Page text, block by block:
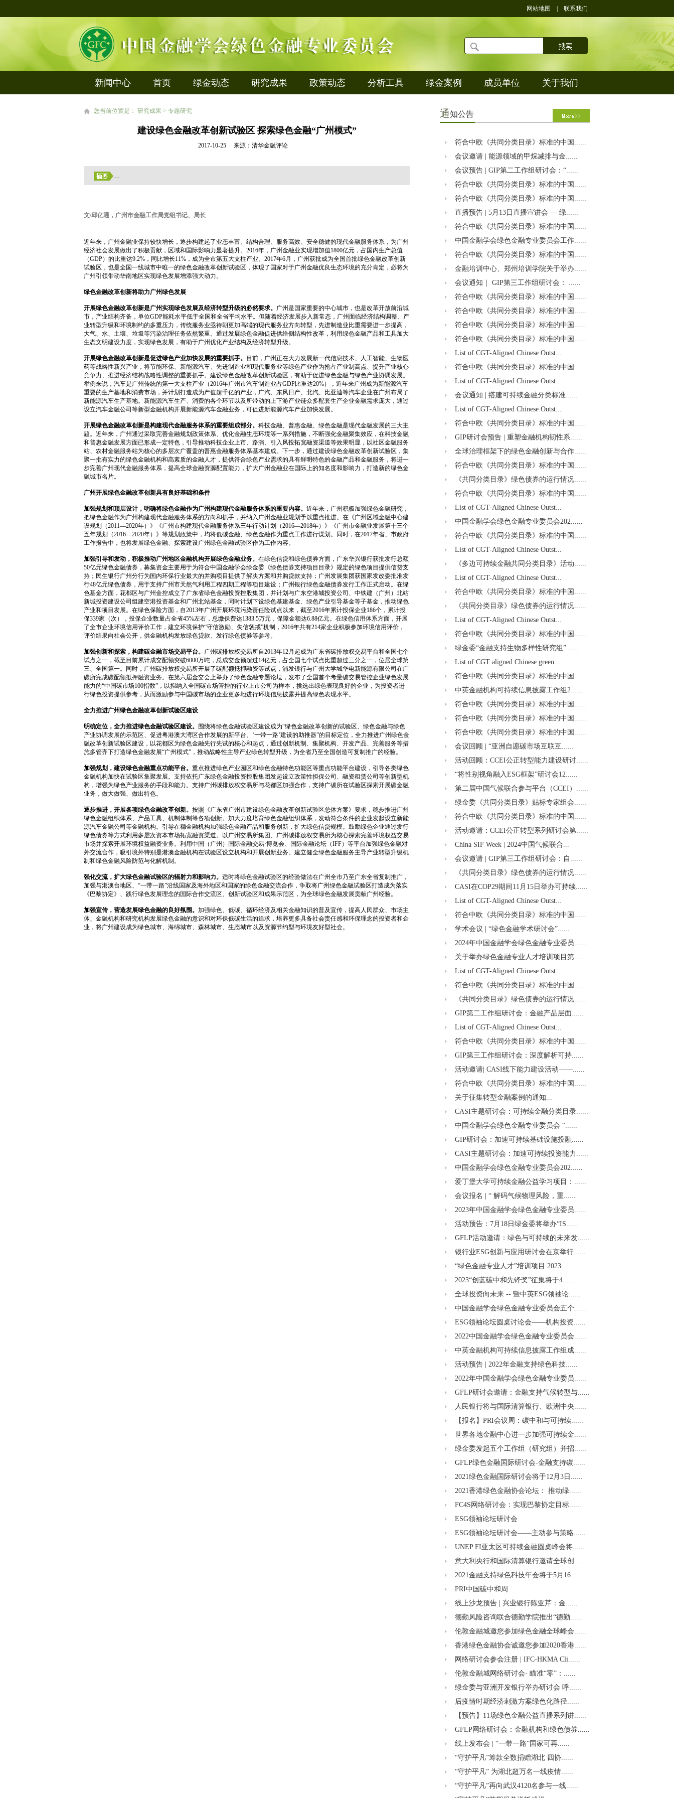
网站地图 联系我们
新闻中心 首页 绿金动态 研究成果 政策动态 分析工具 绿金案例 成员单位 关于我们
您当前位置是： 研究成果 > 专题研究
建设绿色金融改革创新试验区 探索绿色金融“广州模式”
2017-10-25 来源：清华金融评论
....
文/邱亿通，广州市金融工作局党组书记、局长
近年来，广州金融业保持较快增长，逐步构建起了业态丰富、结构合理、服务高效、安全稳健的现代金融服务体系，为广州
经济社会发展做出了积极贡献，区域和国际影响力显著提升。2016年，广州金融业实现增加值1800亿元，占国内生产总值
（GDP）的比重达9.2%，同比增长11%，成为全市第五大支柱产业。2017年6月，广州获批成为全国首批绿色金融改革创新
试验区，也是全国一线城市中唯一的绿色金融改革创新试验区，体现了国家对于广州金融优良生态环境的充分肯定，必将为
广州引领带动华南地区实现绿色发展增添强大动力。
绿色金融改革创新将助力广州绿色发展
开展绿色金融改革创新是广州实现绿色发展及经济转型升级的必然要求。 广州是国家重要的中心城市，也是改革开放前沿城
市，产业结构齐备，单位GDP能耗水平低于全国和全省平均水平。但随着经济发展步入新常态，广州面临经济结构调整、产
业转型升级和环境制约的多重压力，传统服务业亟待朝更加高端的现代服务业方向转型，先进制造业比重需要进一步提高，
大气、水、土壤、垃圾等污染治理任务依然繁重。通过发展绿色金融促进供给侧结构性改革，利用绿色金融产品和工具加大
生态文明建设力度，实现绿色发展，有助于广州优化产业结构及经济转型升级。
开展绿色金融改革创新是促进绿色产业加快发展的重要抓手。
目前，广州正在大力发展新一代信息技术、人工智能、生物医
药等战略性新兴产业，将节能环保、新能源汽车、先进制造业和现代服务业等绿色产业作为抢占产业制高点、提升产业核心
竞争力、推进经济结构战略性调整的重要抓手。建设绿色金融改革创新试验区，有助于促进绿色金融与绿色产业协调发展。
举例来说，汽车是广州传统的第一大支柱产业（2016年广州市汽车制造业占GDP比重达20%），近年来广州成为新能源汽车
重要的生产基地和消费市场，并计划打造成为产值超千亿的产业，广汽、东风日产、北汽、比亚迪等汽车企业在广州布局了
新能源汽车生产基地。新能源汽车生产、消费的各个环节以及所带动的上下游产业链众多配套生产企业金融需求庞大，通过
设立汽车金融公司等新型金融机构开展新能源汽车金融业务，可促进新能源汽车产业加快发展。
开展绿色金融改革创新是构建现代金融服务体系的重要组成部分。 科技金融、普惠金融、绿色金融是现代金融发展的三大主
题。近年来，广州通过采取完善金融规划政策体系、优化金融生态环境等一系列措施，不断强化金融聚集效应，在科技金融
和普惠金融发展方面已形成一定特色，引导推动科技企业上市、路演、引入风投拓宽融资渠道等效果明显，以社区金融服务
站、农村金融服务站为核心的多层次广覆盖的普惠金融服务体系基本建成。下一步，通过建设绿色金融改革创新试验区，集
聚一批有实力的绿色金融机构和高素质的金融人才，提供符合绿色产业需求的具有鲜明特色的金融产品和金融服务，将进一
步完善广州现代金融服务体系，提高全球金融资源配置能力，扩大广州金融业在国际上的知名度和影响力，打造新的绿色金
融城市名片。
广州开展绿色金融改革创新具有良好基础和条件
加强规划和顶层设计，明确将绿色金融作为广州构建现代金融服务体系的重要内容。 近年来，广州积极加强绿色金融研究，
把绿色金融作为广州构建现代金融服务体系的方向和抓手，并纳入广州金融业规划予以重点推进。在《广州区域金融中心建
设规划（2011—2020年）》《广州市构建现代金融服务体系三年行动计划（2016—2018年）》《广州市金融业发展第十三个
五年规划（2016—2020年）》等规划政策中，均将低碳金融、绿色金融作为重点工作进行谋划。同时，在2017年省、市政府
工作报告中，也将发展绿色金融、探索建设广州绿色金融试验区作为工作内容。
加强引导和发动，积极推动广州地区金融机构开展绿色金融业务。 在绿色信贷和绿色债券方面，广东华兴银行获批发行总额
50亿元绿色金融债券，募集资金主要用于为符合中国金融学会绿金委《绿色债券支持项目目录》规定的绿色项目提供信贷支
持；民生银行广州分行为国内环保行业最大的并购项目提供了解决方案和并购贷款支持；广州发展集团获国家发改委批准发
行48亿元绿色债券，用于支持广州市天然气利用工程四期工程等项目建设；广州银行绿色金融债券发行工作正式启动。在绿
色基金方面，花都区与广州金控成立了广东省绿色金融投资控股集团，并计划与广东空港城投资公司、中铁建（广州）北站
新城投资建设公司组建空港投资基金和广州北站基金，同时计划下设绿色基建基金、绿色产业引导基金等子基金，推动绿色
产业和项目发展。在绿色保险方面，自2013年广州开展环境污染责任险试点以来，截至2016年累计投保企业186个，累计投
保339家（次），投保企业数量占全省45%左右，总缴保费达1383.5万元，保障金额达6.88亿元。在绿色信用体系方面，开展
了全市企业环境信用评价工作，建立环境保护“守信激励、失信惩戒”机制，2016年共有214家企业积极参加环境信用评价，
评价结果向社会公开，供金融机构发放绿色贷款、发行绿色债券等参考。
加强创新和探索，构建碳金融市场交易平台。 广州碳排放权交易所自2013年12月起成为广东省碳排放权交易平台和全国七个
试点之一，截至目前累计成交配额突破6000万吨，总成交金额超过14亿元，占全国七个试点比重超过三分之一，位居全球第
三、全国第一。同时，广州碳排放权交易所开展了碳配额抵押融资等试点，浦发银行与广州大学城华电新能源有限公司在广
碳所完成碳配额抵押融资业务。在第六届金交会上举办了绿色金融专题论坛，发布了全国首个考量碳交易管控企业绿色发展
能力的“中国碳市场100指数”，以拟纳入全国碳市场管控的行业上市公司为样本，挑选出绿色表现良好的企业，为投资者进
行绿色投资提供参考，从而激励参与中国碳市场的企业更多地进行环境信息披露并提高绿色表现水平。
全力推进广州绿色金融改革创新试验区建设
明确定位，全力推进绿色金融试验区建设。
围绕将绿色金融试验区建设成为“绿色金融改革创新的试验区、绿色金融与绿色
产业协调发展的示范区、促进粤港澳大湾区合作发展的新平台、‘一带一路’建设的助推器”的目标定位，全力推进广州绿色金
融改革创新试验区建设，以花都区为绿色金融先行先试的核心和起点，通过创新机制、集聚机构、开发产品、完善服务等措
施多管齐下打造绿色金融发展“广州模式”，推动战略性主导产业绿色转型升级，为全省乃至全国创造可复制推广的经验。
加强规划，建设绿色金融重点功能平台。 重点推进绿色产业园区和绿色金融特色功能区等重点功能平台建设，引导各类绿色
金融机构加快在试验区集聚发展。支持依托广东绿色金融投资控股集团发起设立政策性担保公司、融资租赁公司等创新型机
构，增强为绿色产业服务的手段和能力。支持广州碳排放权交易所与花都区加强合作，支持广碳所在试验区探索开展碳金融
业务，做大做强、做出特色。
逐步推进，开展各项绿色金融改革创新。 按照《广东省广州市建设绿色金融改革创新试验区总体方案》要求，稳步推进广州
绿色金融组织体系、产品工具、机制体制等各项创新。加大力度培育绿色金融组织体系，发动符合条件的企业发起设立新能
源汽车金融公司等金融机构。引导在穗金融机构加强绿色金融产品和服务创新，扩大绿色信贷规模。鼓励绿色企业通过发行
绿色债券等方式利用多层次资本市场拓宽融资渠道。以广州交易所集团、广州碳排放权交易所为核心探索完善环境权益交易
市场并探索开展环境权益融资业务。利用中国（广州）国际金融交易·博览会、国际金融论坛（IFF）等平台加强绿色金融对
外交流合作，吸引境外特别是港澳金融机构在试验区设立机构和开展创新业务。建立健全绿色金融服务主导产业转型升级机
制和绿色金融风险防范与化解机制。
强化交流，扩大绿色金融试验区的辐射力和影响力。 适时将绿色金融试验区的经验做法在广州全市乃至广东全省复制推广，
加强与港澳台地区、“一带一路”沿线国家及海外地区和国家的绿色金融交流合作，争取将广州绿色金融试验区打造成为落实
《巴黎协定》、践行绿色发展理念的国际合作交流区、创新试验区和成果示范区，为全球绿色金融发展贡献广州经验。
加强宣传，营造发展绿色金融的良好氛围。 加强绿色、低碳、循环经济及相关金融知识的普及宣传，提高人民群众、市场主
体、金融机构和研究机构发展绿色金融的意识和对环保低碳生活的追求，培养更多具备社会责任感和环保理念的投资者和企
业，将广州建设成为绿色城市、海绵城市、森林城市、生态城市以及资源节约型与环境友好型社会。
通知公告
符合中欧《共同分类目录》标准的中国......
会议邀请 | 能源领域的甲烷减排与金......
会议预告 | GIP第二工作组研讨会：“......
符合中欧《共同分类目录》标准的中国......
符合中欧《共同分类目录》标准的中国......
直播预告 | 5月13日直播宣讲会 — 绿......
符合中欧《共同分类目录》标准的中国......
中国金融学会绿色金融专业委员会工作......
符合中欧《共同分类目录》标准的中国......
金融培训中心、郑州培训学院关于举办......
会议通知｜ GIP第三工作组研讨会： ......
符合中欧《共同分类目录》标准的中国......
符合中欧《共同分类目录》标准的中国......
符合中欧《共同分类目录》标准的中国......
符合中欧《共同分类目录》标准的中国......
List of CGT-Aligned Chinese Outst...
符合中欧《共同分类目录》标准的中国......
List of CGT-Aligned Chinese Outst...
会议通知 | 搭建可持续金融分类标准......
List of CGT-Aligned Chinese Outst...
符合中欧《共同分类目录》标准的中国......
GIP研讨会预告 | 重塑金融机构韧性系......
全球治理框架下的绿色金融创新与合作......
符合中欧《共同分类目录》标准的中国......
《共同分类目录》绿色债券的运行情况......
符合中欧《共同分类目录》标准的中国......
List of CGT-Aligned Chinese Outst...
中国金融学会绿色金融专业委员会202......
符合中欧《共同分类目录》标准的中国......
List of CGT-Aligned Chinese Outst...
《多边可持续金融共同分类目录》活动......
List of CGT-Aligned Chinese Outst...
符合中欧《共同分类目录》标准的中国......
《共同分类目录》绿色债券的运行情况......
List of CGT-Aligned Chinese Outst...
符合中欧《共同分类目录》标准的中国......
绿金委“金融支持生物多样性研究组”......
List of CGT aligned Chinese green...
符合中欧《共同分类目录》标准的中国......
中英金融机构可持续信息披露工作组2......
符合中欧《共同分类目录》标准的中国......
符合中欧《共同分类目录》标准的中国......
符合中欧《共同分类目录》标准的中国......
会议回顾 | “亚洲自愿碳市场互联互......
活动回顾：CCEI公正转型能力建设研讨......
“将性别视角融入ESG框架”研讨会12......
第二届中国气候联合参与平台（CCEI）......
绿金委《共同分类目录》贴标专家组会......
符合中欧《共同分类目录》标准的中国......
活动邀请：CCEI公正转型系列研讨会第......
China SIF Week | 2024中国气候联合...
会议邀请 | GIP第三工作组研讨会：自......
《共同分类目录》绿色债券的运行情况......
CASI在COP29期间11月15日举办可持续......
List of CGT-Aligned Chinese Outst...
符合中欧《共同分类目录》标准的中国......
学术会议 | “绿色金融学术研讨会”......
2024年中国金融学会绿色金融专业委员......
关于举办绿色金融专业人才培训项目第......
List of CGT-Aligned Chinese Outst...
符合中欧《共同分类目录》标准的中国......
《共同分类目录》绿色债券的运行情况......
GIP第二工作组研讨会：金融产品层面......
List of CGT-Aligned Chinese Outst...
符合中欧《共同分类目录》标准的中国......
GIP第三工作组研讨会：深度解析可持......
活动邀请| CASI线下能力建设活动——......
符合中欧《共同分类目录》标准的中国......
关于征集转型金融案例的通知...
CASI主题研讨会：可持续金融分类目录......
中国金融学会绿色金融专业委员会 “......
GIP研讨会：加速可持续基础设施投融......
CASI主题研讨会：加速可持续投资能力......
中国金融学会绿色金融专业委员会202......
爱丁堡大学可持续金融公益学习项目：......
会议报名 | “ 解码气候物理风险，重......
2023年中国金融学会绿色金融专业委员......
活动预告：7月18日绿金委将举办“IS......
GFLP活动邀请：绿色与可持续的未来发......
银行业ESG创新与应用研讨会在京举行......
“绿色金融专业人才”培训项目 2023......
2023“创蓝碳中和先锋奖”征集将于4......
全球投资向未来 -- 暨中英ESG领袖论......
中国金融学会绿色金融专业委员会五个......
ESG领袖论坛圆桌讨论会——机构投资......
2022中国金融学会绿色金融专业委员会......
中英金融机构可持续信息披露工作组成......
活动预告 | 2022年金融支持绿色科技......
2022年中国金融学会绿色金融专业委员......
GFLP研讨会邀请：金融支持气候转型与......
人民银行将与国际清算银行、欧洲中央......
【报名】PRI会议周：碳中和与可持续......
世界各地金融中心进一步加强可持续金......
绿金委发起五个工作组（研究组）并招......
GFLP绿色金融国际研讨会-金融支持碳......
2021绿色金融国际研讨会将于12月3日......
2021香港绿色金融协会论坛： 推动绿......
​FC4S网络研讨会：实现巴黎协定目标......
ESG领袖论坛研讨会
ESG领袖论坛研讨会——主动参与策略......
UNEP FI亚太区可持续金融圆桌峰会将......
意大利央行和国际清算银行邀请全球创......
2021金融支持绿色科技年会将于5月16......
PRI中国碳中和周
线上沙龙预告 | 兴业银行陈亚芹：金......
德勤风险咨询联合德勤学院推出“德勤......
伦敦金融城邀您参加绿色金融全球峰会......
香港绿色金融协会诚邀您参加2020香港......
网络研讨会参会注册 | IFC-HKMA Cli......
伦敦金融城网络研讨会- 瞄准“零”：......
绿金委与亚洲开发银行举办研讨会 呼......
后疫情时期经济刺激方案绿色化路径......
【预告】11场绿色金融公益直播系列讲......
GFLP网络研讨会：金融机构和绿色债券......
线上发布会 | “一带一路”国家可再......
“守护平凡”筹款全数捐赠湖北 四协......
“守护平凡” 为湖北超万名一线疫情......
“守护平凡”再向武汉4120名参与一线......